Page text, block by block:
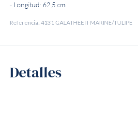
- Longitud: 62,5 cm
Referencia: 4131 GALATHEE II-MARINE/TULIPE
Detalles